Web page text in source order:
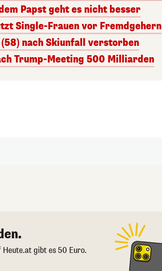
Papst geht es nicht besser
Single-Frauen vor Fremdgehern
nach Skiunfall verstorben
Trump-Meeting 500 Milliarden
Heute.at gibt es 50 Euro.